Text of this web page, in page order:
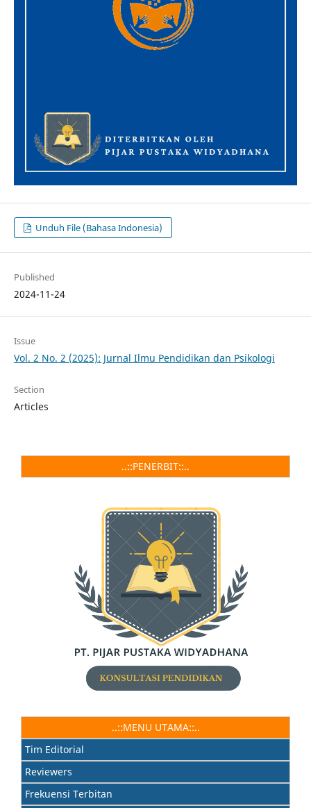
Unduh File (Bahasa Indonesia)
Published
2024-11-24
Issue
Vol. 2 No. 2 (2025): Jurnal Ilmu Pendidikan dan Psikologi
Section
Articles
..::PENERBIT::..
..::MENU UTAMA::..
Tim Editorial
Reviewers
Frekuensi Terbitan